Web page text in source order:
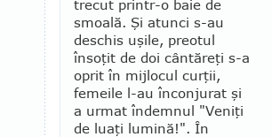
trecut printr-o baie de
smoală. Şi atunci s-au
deschis uşile, preotul
însoţit de doi cântăreţi s-a
oprit în mijlocul curţii,
femeile l-au înconjurat şi
a urmat îndemnul "Veniţi
de luaţi lumină!". În